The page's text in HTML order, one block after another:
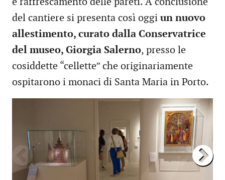
del cantiere si presenta così oggi un nuovo
allestimento, curato dalla Conservatrice
del museo, Giorgia Salerno, presso le
cosiddette “cellette” che originariamente
ospitarono i monaci di Santa Maria in Porto.